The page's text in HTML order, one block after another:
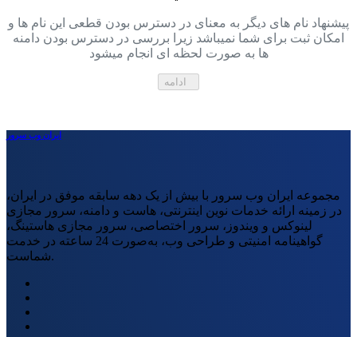
پیشنهاد نام های دیگر به معنای در دسترس بودن قطعی این نام ها و
امکان ثبت برای شما نمیباشد زیرا بررسی در دسترس بودن دامنه
ها به صورت لحظه ای انجام میشود
ایران وب سرور
مجموعه ایران وب سرور با بیش از یک دهه سابقه موفق در ایران،
در زمینه ارائه خدمات نوین اینترنتی، هاست و دامنه، سرور مجازی
لینوکس و ویندوز، سرور اختصاصی، سرور مجازی هاستینگ،
گواهینامه امنیتی و طراحی وب، به‌صورت 24 ساعته در خدمت
شماست.